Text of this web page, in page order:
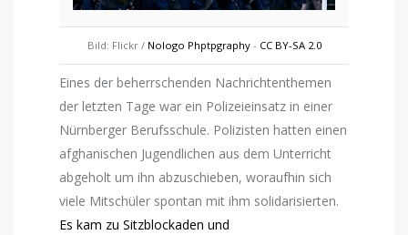
Bild: Flickr / Nologo Phptpgraphy- CC BY-SA 2.0
Eines der beherrschenden Nachrichtenthemen
der letzten Tage war ein Polizeieinsatz in einer
Nürnberger Berufsschule. Polizisten hatten einen
afghanischen Jugendlichen aus dem Unterricht
abgeholt um ihn abzuschieben, woraufhin sich
viele Mitschüler spontan mit ihm solidarisierten.
Es kam zu Sitzblockaden und